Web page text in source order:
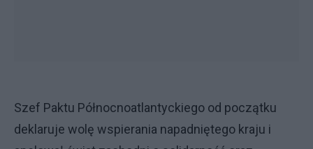
Szef Paktu Północnoatlantyckiego od początku
deklaruje wolę wspierania napadniętego kraju i